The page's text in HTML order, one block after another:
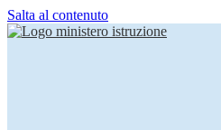
Salta al contenuto